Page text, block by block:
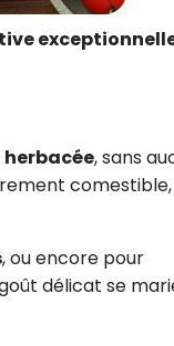
herbacée, sans
, ou encore pour
délicat se